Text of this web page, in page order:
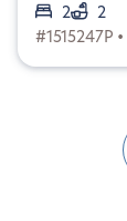
2
2
#1515247P •